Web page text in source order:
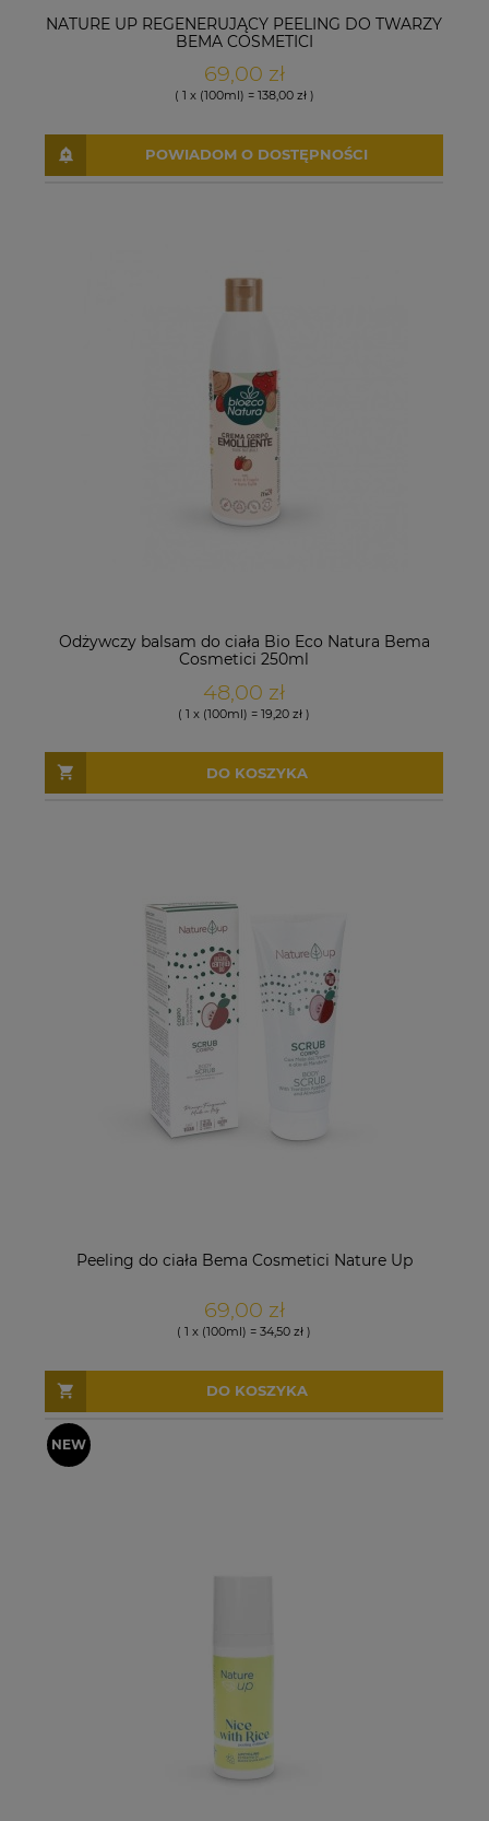
NATURE UP REGENERUJĄCY PEELING DO TWARZY
BEMA COSMETICI
69,00 zł
( 1 x (100ml) = 138,00 zł )
POWIADOM O DOSTĘPNOŚCI
Odżywczy balsam do ciała Bio Eco Natura Bema
Cosmetici 250ml
48,00 zł
( 1 x (100ml) = 19,20 zł )
DO KOSZYKA
Peeling do ciała Bema Cosmetici Nature Up
69,00 zł
( 1 x (100ml) = 34,50 zł )
DO KOSZYKA